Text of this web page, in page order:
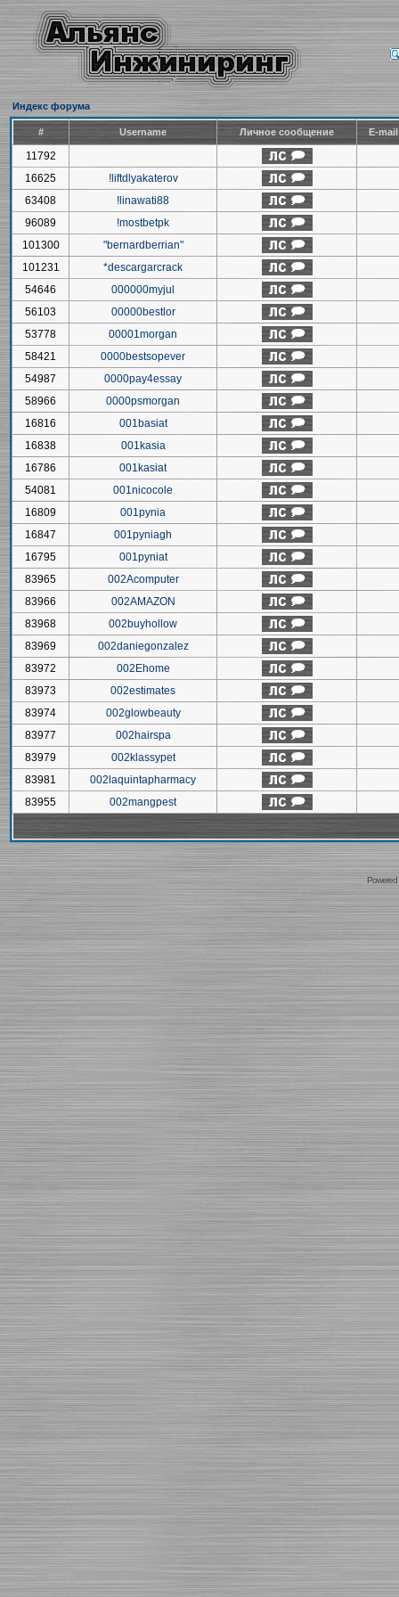
Индекс форума
# Username Личное сообщение E-
11792
16625
!liftdlyakaterov
63408
!linawati88
96089
!mostbetpk
101300
"bernardberrian"
101231
*descargarcrack
54646
000000myjul
56103
00000bestlor
53778
00001morgan
58421
0000bestsopever
54987
0000pay4essay
58966
0000psmorgan
16816
001basiat
16838
001kasia
16786
001kasiat
54081
001nicocole
16809
001pynia
16847
001pyniagh
16795
001pyniat
83965
002Acomputer
83966
002AMAZON
83968
002buyhollow
83969
002daniegonzalez
83972
002Ehome
83973
002estimates
83974
002glowbeauty
83977
002hairspa
83979
002klassypet
83981
002laquintapharmacy
83955
002mangpest